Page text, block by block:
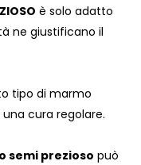
è solo adatto
ne giustificano il
tipo di marmo
cura regolare.
semi prezioso può